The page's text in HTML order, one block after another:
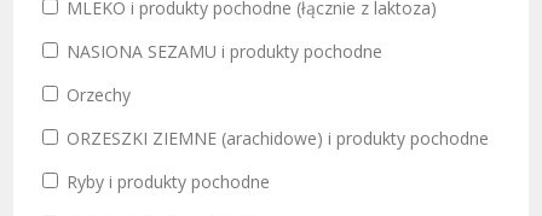
pośrednictwem Systemu iKuchnia
dla siebie lub końcowego odbiorcy
posiłków, którą może być osoba
fizyczna, która ukończyła co
najmniej 13 lat lub posiadająca, co
najmniej ograniczoną zdolność do
fizycznych w związku z
przetwarzaniem danych
osobowych i w sprawie
danych oraz uchylenia
MLEKO i produkty pochodne (łącznie z laktoza)
NASIONA SEZAMU i produkty pochodne
Orzechy
ORZESZKI ZIEMNE (arachidowe) i produkty pochodne
Ryby i produkty pochodne